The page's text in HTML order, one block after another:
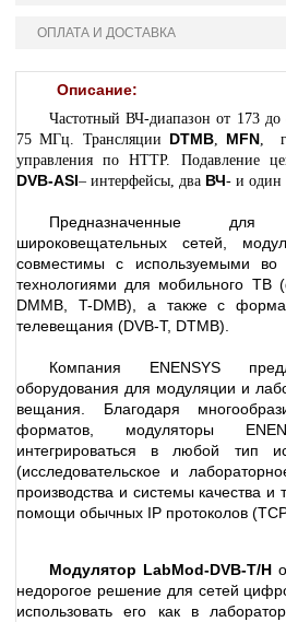
ОПЛАТА И ДОСТАВКА
Описание:
Частотный ВЧ-диапазон от 173
75 МГц. Трансляции DTMB, MFN,
управления по HTTP. Подавление
DVB-ASI– интерфейсы, два ВЧ- и один
Предназначенные для
широковещательных сетей,
совместимы с используемыми
технологиями для мобильного ТВ
DMMB, T-DMB), а также с
телевещания (DVB-T, DTMB).
Компания ENENSYS
оборудования для модуляции и
вещания. Благодаря
форматов, модуляторы
интегрироваться в любой тип
(исследовательское и
производства и системы качества и
помощи обычных IP протоколов
Модулятор LabMod-DVB-T/H
недорогое решение для сетей
использовать его как в